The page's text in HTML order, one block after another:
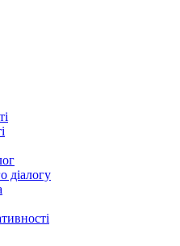
діалогу